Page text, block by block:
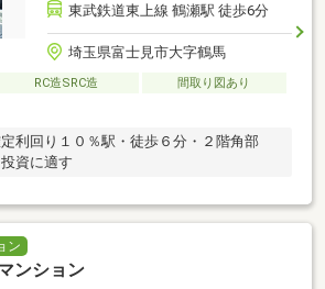
東武鉄道東上線 鶴瀬駅 徒歩6分
埼玉県富士見市大字鶴馬
RC造SRC造
間取り図あり
利回り１０％駅・徒歩６分・２階角部
資に適す
ン
ンション